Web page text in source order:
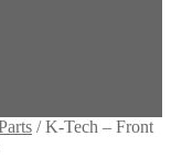
/K-Tech – Front